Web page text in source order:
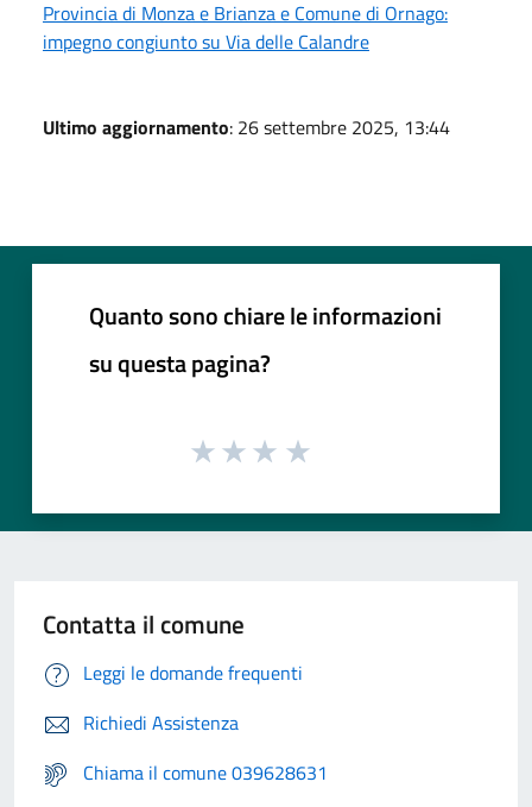
Provincia di Monza e Brianza e Comune di Ornago:
impegno congiunto su Via delle Calandre
Ultimo aggiornamento: 26 settembre 2025, 13:44
Quanto sono chiare le informazioni
su questa pagina?
Contatta il comune
Leggi le domande frequenti
Richiedi Assistenza
Chiama il comune 039628631